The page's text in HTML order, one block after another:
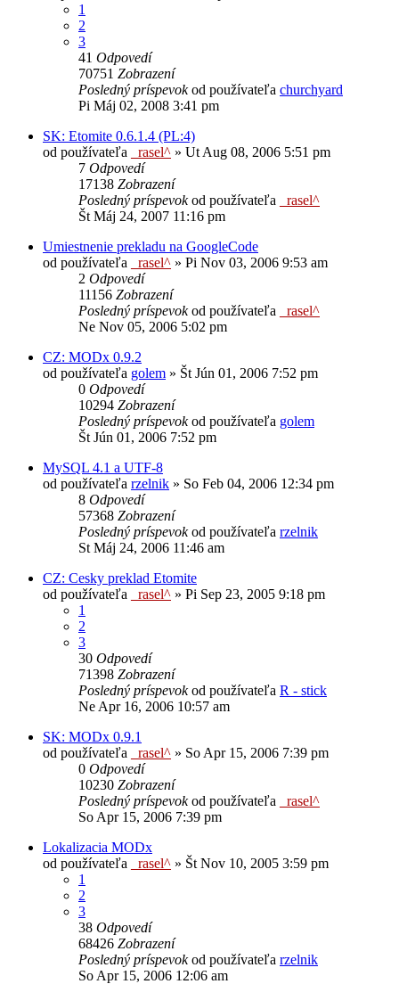
1
2
3
41 Odpovedí
70751 Zobrazení
Posledný príspevokod používateľa churchyard
Pi Máj 02, 2008 3:41 pm
SK: Etomite 0.6.1.4 (PL:4)
od používateľa
_rasel^ » Ut Aug 08, 2006 5:51 pm
7 Odpovedí
17138 Zobrazení
Posledný príspevokod používateľa
_rasel^
Št Máj 24, 2007 11:16 pm
Umiestnenie prekladu na GoogleCode
od používateľa
_rasel^ » Pi Nov 03, 2006 9:53 am
2 Odpovedí
11156 Zobrazení
Posledný príspevokod používateľa
_rasel^
Ne Nov 05, 2006 5:02 pm
CZ: MODx 0.9.2
od používateľa golem » Št Jún 01, 2006 7:52 pm
0 Odpovedí
10294 Zobrazení
Posledný príspevokod používateľa golem
Št Jún 01, 2006 7:52 pm
MySQL 4.1 a UTF-8
od používateľa rzelnik » So Feb 04, 2006 12:34 pm
8 Odpovedí
57368 Zobrazení
Posledný príspevokod používateľa rzelnik
St Máj 24, 2006 11:46 am
CZ: Cesky preklad Etomite
od používateľa
_rasel^ » Pi Sep 23, 2005 9:18 pm
1
2
3
30 Odpovedí
71398 Zobrazení
Posledný príspevokod používateľa R - stick
Ne Apr 16, 2006 10:57 am
SK: MODx 0.9.1
od používateľa
_rasel^ » So Apr 15, 2006 7:39 pm
0 Odpovedí
10230 Zobrazení
Posledný príspevokod používateľa
_rasel^
So Apr 15, 2006 7:39 pm
Lokalizacia MODx
od používateľa
_rasel^ » Št Nov 10, 2005 3:59 pm
1
2
3
38 Odpovedí
68426 Zobrazení
Posledný príspevokod používateľa rzelnik
So Apr 15, 2006 12:06 am